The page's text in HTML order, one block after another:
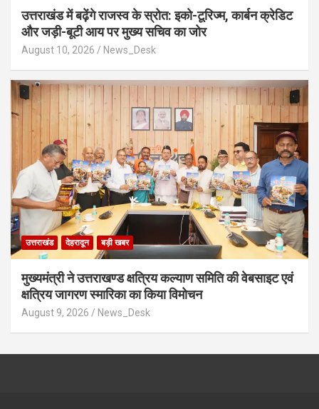
उत्तराखंड में बढ़ेंगे राजस्व के स्रोत: इको-टूरिज्म, कार्बन क्रेडिट
और जड़ी-बूटी आय पर मुख्य सचिव का जोर
August 10, 2026 News_Desk
उत्तराखंड देहरादून बड़ी खबर
मुख्यमंत्री ने उत्तराखण्ड क्षत्रिय कल्याण समिति की वेबसाइट एवं
क्षत्रिय जागरण स्मारिका का किया विमोचन
August 9, 2026 News_Desk